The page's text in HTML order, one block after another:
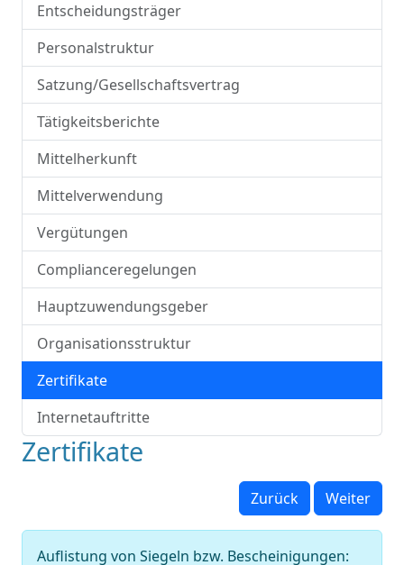
Entscheidungsträger
Personalstruktur
Satzung/Gesellschaftsvertrag
Tätigkeitsberichte
Mittelherkunft
Mittelverwendung
Vergütungen
Complianceregelungen
Hauptzuwendungsgeber
Organisationsstruktur
Zertifikate
Internetauftritte
Zertifikate
Zurück Weiter
Auflistung von Siegeln bzw. Bescheinigungen: